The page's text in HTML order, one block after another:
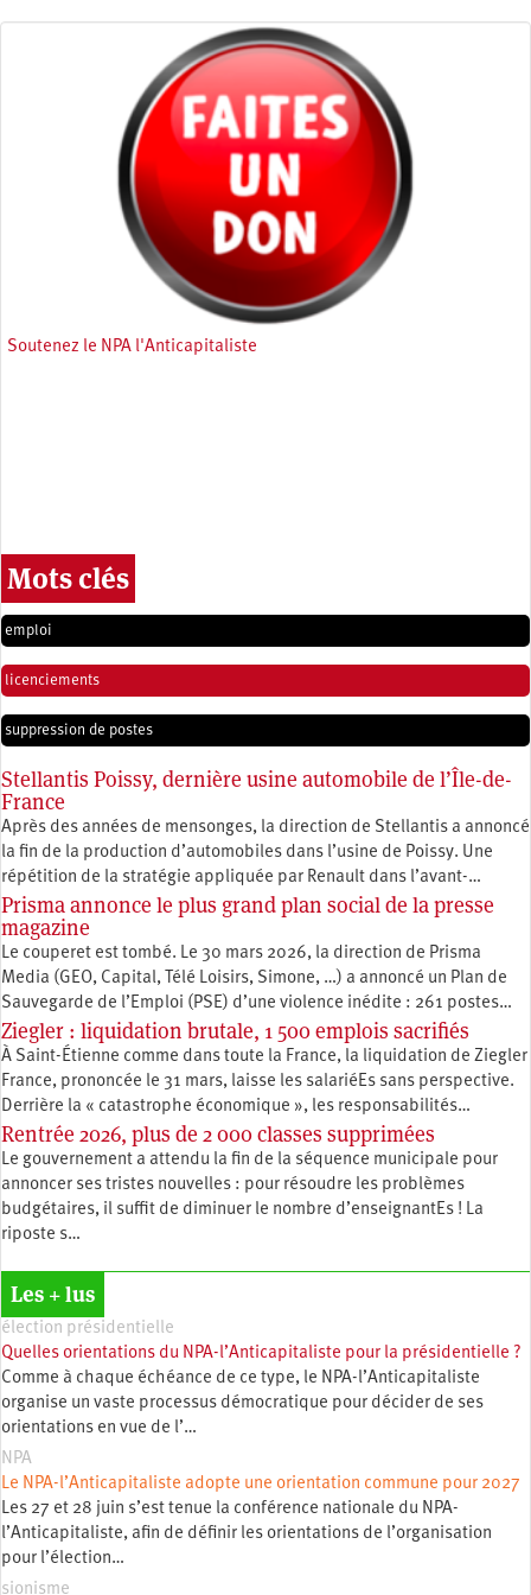
Soutenez le NPA l'Anticapitaliste
Mots clés
emploi
licenciements
suppression de postes
Stellantis Poissy, dernière usine automobile de l’Île-de-
France
Après des années de mensonges, la direction de Stellantis a annoncé
la fin de la production d’automobiles dans l’usine de Poissy. Une
répétition de la stratégie appliquée par Renault dans l’avant-…
Prisma annonce le plus grand plan social de la presse
magazine
Le couperet est tombé. Le 30 mars 2026, la direction de Prisma
Media (GEO, Capital, Télé Loisirs, Simone, …) a annoncé un Plan de
Sauvegarde de l’Emploi (PSE) d’une violence inédite : 261 postes…
Ziegler : liquidation brutale, 1 500 emplois sacrifiés
À Saint-Étienne comme dans toute la France, la liquidation de Ziegler
France, prononcée le 31 mars, laisse les salariéEs sans perspective.
Derrière la « catastrophe économique », les responsabilités…
Rentrée 2026, plus de 2 000 classes supprimées
Le gouvernement a attendu la fin de la séquence municipale pour
annoncer ses tristes nouvelles : pour résoudre les problèmes
budgétaires, il suffit de diminuer le nombre d’enseignantEs ! La
riposte s…
Les + lus
élection présidentielle
Quelles orientations du NPA-l’Anticapitaliste pour la présidentielle ?
Comme à chaque échéance de ce type, le NPA-l’Anticapitaliste
organise un vaste processus démocratique pour décider de ses
orientations en vue de l’…
NPA
Le NPA-l’Anticapitaliste adopte une orientation commune pour 2027
Les 27 et 28 juin s’est tenue la conférence nationale du NPA-
l’Anticapitaliste, afin de définir les orientations de l’organisation
pour l’élection…
sionisme